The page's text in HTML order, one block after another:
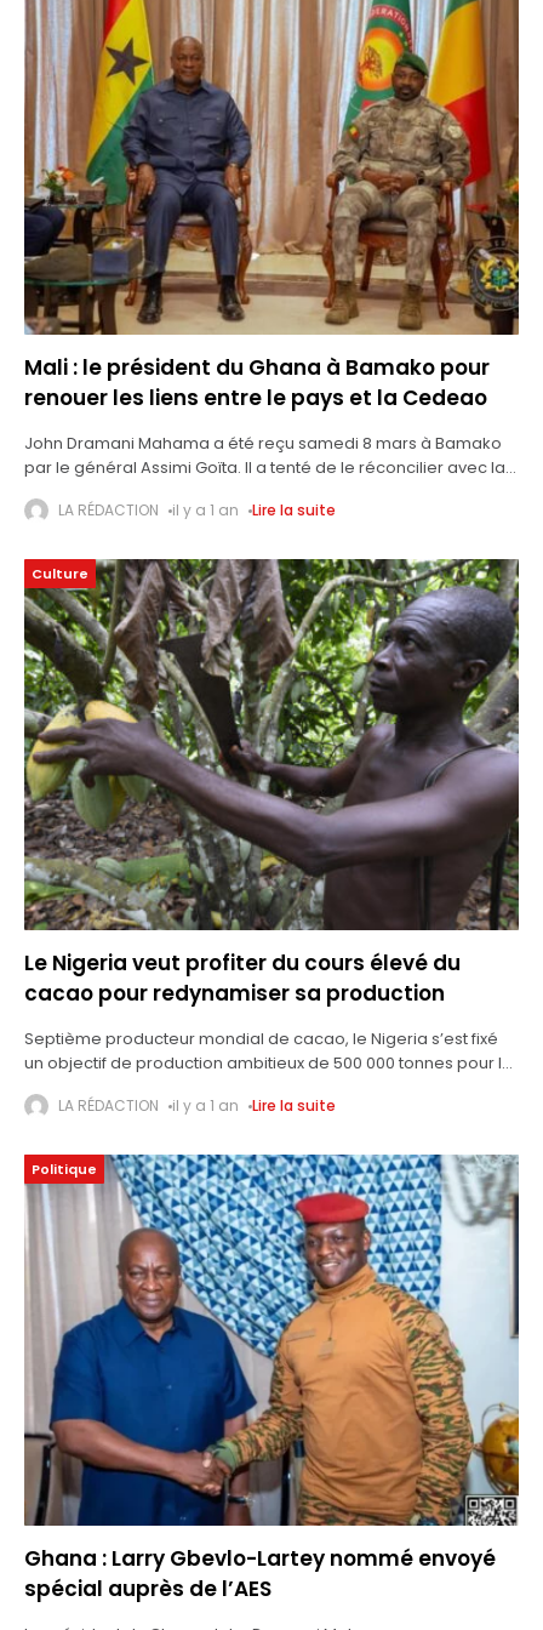
Mali : le président du Ghana à Bamako pour
renouer les liens entre le pays et la Cedeao
John Dramani Mahama a été reçu samedi 8 mars à Bamako
par le général Assimi Goïta. Il a tenté de le réconcilier avec la
LA RÉDACTION il y a 1 an Lire la suite
Culture
Le Nigeria veut profiter du cours élevé du
cacao pour redynamiser sa production
Septième producteur mondial de cacao, le Nigeria s’est fixé
un objectif de production ambitieux de 500 000 tonnes pour la
suscitent un
LA RÉDACTION il y a 1 an Lire la suite
Politique
Ghana : Larry Gbevlo-Lartey nommé envoyé
spécial auprès de l’AES